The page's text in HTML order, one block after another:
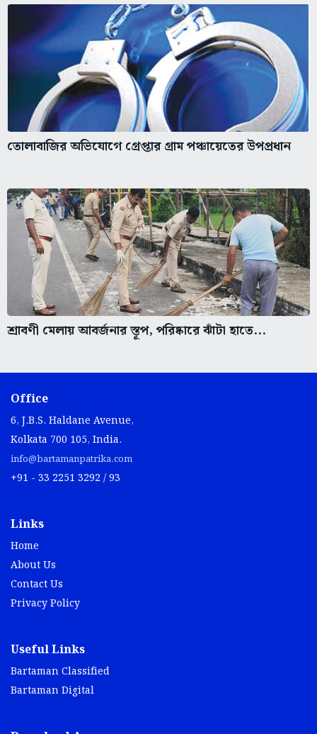
তোলাবাজির অভিযোগে গ্রেপ্তার গ্রাম পঞ্চায়েতের উপপ্রধান
শ্রাবণী মেলায় আবর্জনার স্তূপ, পরিষ্কারে ঝাঁটা হাতে...
Office
6, J.B.S. Haldane Avenue,
Kolkata 700 105, India.
info@bartamanpatrika.com
+91 - 33 2251 3292 / 93
Links
Home
About Us
Contact Us
Privacy Policy
Useful Links
Bartaman Classified
Bartaman Digital